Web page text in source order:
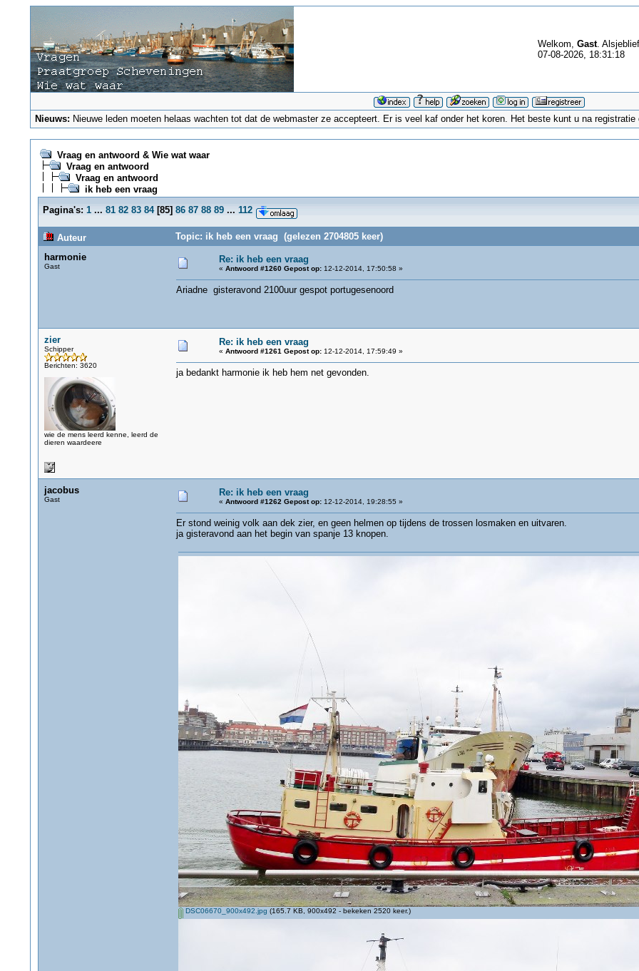
Welkom, Gast.
07-08-2026, 18:31:18
Nieuws: Nieuwe leden moeten helaas wachten tot dat de webmaster ze accepteert. Er is veel kaf onder het koren. Het beste kunt u na
Vraag en antwoord & Wie wat waar
Vraag en antwoord
Vraag en antwoord
ik heb een vraag
Pagina's: 1 ... 81 82 83 84[85] 86 87 88 89 ... 112
Auteur
Topic: ik heb een vraag (gelezen 2704805 keer)
harmonie
Gast
Re: ik heb een vraag
« Antwoord #1260 Gepost op:12-12-2014, 17:50:58 »
Ariadne gisteravond 2100uur gespot portugesenoord
zier
Schipper
Berichten: 3620
wie de mens leerd kenne, leerd de
dieren waardeere
Re: ik heb een vraag
« Antwoord #1261 Gepost op:12-12-2014, 17:59:49 »
ja bedankt harmonie ik heb hem net gevonden.
jacobus
Gast
Re: ik heb een vraag
« Antwoord #1262 Gepost op:12-12-2014, 19:28:55 »
Er stond weinig volk aan dek zier, en geen helmen op tijdens de trossen losmaken en uitvaren.
ja gisteravond aan het begin van spanje 13 knopen.
DSC06670_900x492.jpg (165.7 KB, 900x492 - bekeken 2520 keer.)